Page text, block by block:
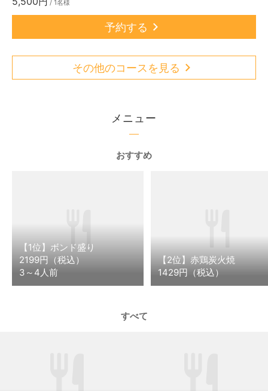
/ 1名様
予約する
その他のコースを見る
メニュー
おすすめ
【1位】ボンド盛り
2199円（税込）
3～4人前
【2位】赤鶏炭火焼
1429円（税込）
すべて